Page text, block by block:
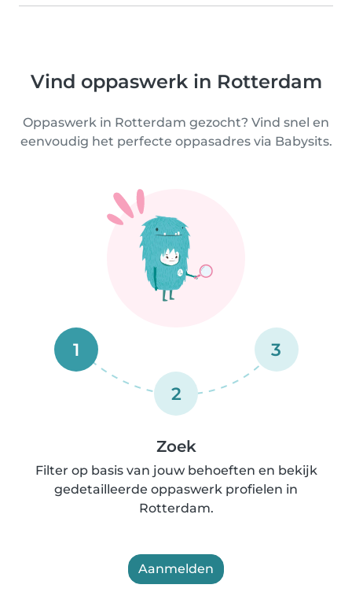
Vind oppaswerk in Rotterdam
Oppaswerk in Rotterdam gezocht? Vind snel en
eenvoudig het perfecte oppasadres via Babysits.
1
2
3
Zoek
Filter op basis van jouw behoeften en bekijk
gedetailleerde oppaswerk profielen in
Rotterdam.
Aanmelden